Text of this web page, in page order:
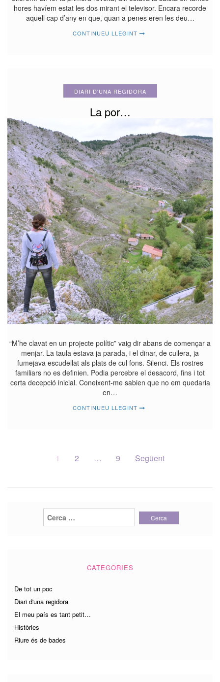
hores havíem estat les dos mirant el televisor. Encara recorde
aquell cap d’any en que, quan a penes eren les deu…
CONTINUEU LLEGINT
DIARI D'UNA REGIDORA
La por…
“M’he clavat en un projecte polític” vaig dir abans de començar a
menjar. La taula estava ja parada, i el dinar, de cullera, ja
fumejava escudellat als plats de cul fons. Silenci. Els rostres
familiars no es definien. Podia percebre el desacord, fins i tot
certa decepció inicial. Coneixent-me sabien que no em quedaria
en…
CONTINUEU LLEGINT
Navegació
1 2 … 9 Següent
Cerca:
CATEGORIES
De tot un poc
Diari d'una regidora
El meu país es tant petit…
Històries
Riure és de bades